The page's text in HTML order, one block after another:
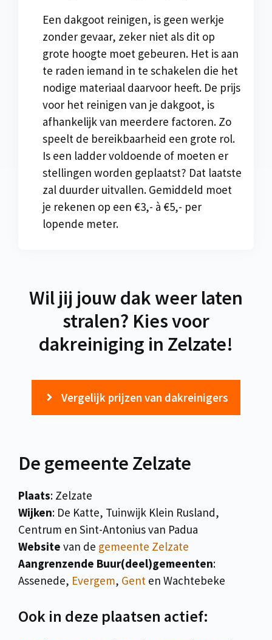
Een dakgoot reinigen, is geen werkje
zonder gevaar, zeker niet als dit op
grote hoogte moet gebeuren. Het is aan
te raden iemand in te schakelen die het
nodige materiaal daarvoor heeft. De prijs
voor het reinigen van je dakgoot, is
afhankelijk van meerdere factoren. Zo
speelt de bereikbaarheid een grote rol.
Is een ladder voldoende of moeten er
stellingen worden geplaatst? Dat laatste
zal duurder uitvallen. Gemiddeld moet
je rekenen op een €3,- à €5,- per
lopende meter.
Wil jij jouw dak weer laten
stralen? Kies voor
dakreiniging in Zelzate!
Vergelijk prijzen van dakreinigers
De gemeente Zelzate
Plaats: Zelzate
Wijken: De Katte, Tuinwijk Klein Rusland,
Centrum en Sint-Antonius van Padua
Website van de gemeente Zelzate
Aangrenzende Buur(deel)gemeenten:
Assenede, Evergem, Gent en Wachtebeke
Ook in deze plaatsen actief: